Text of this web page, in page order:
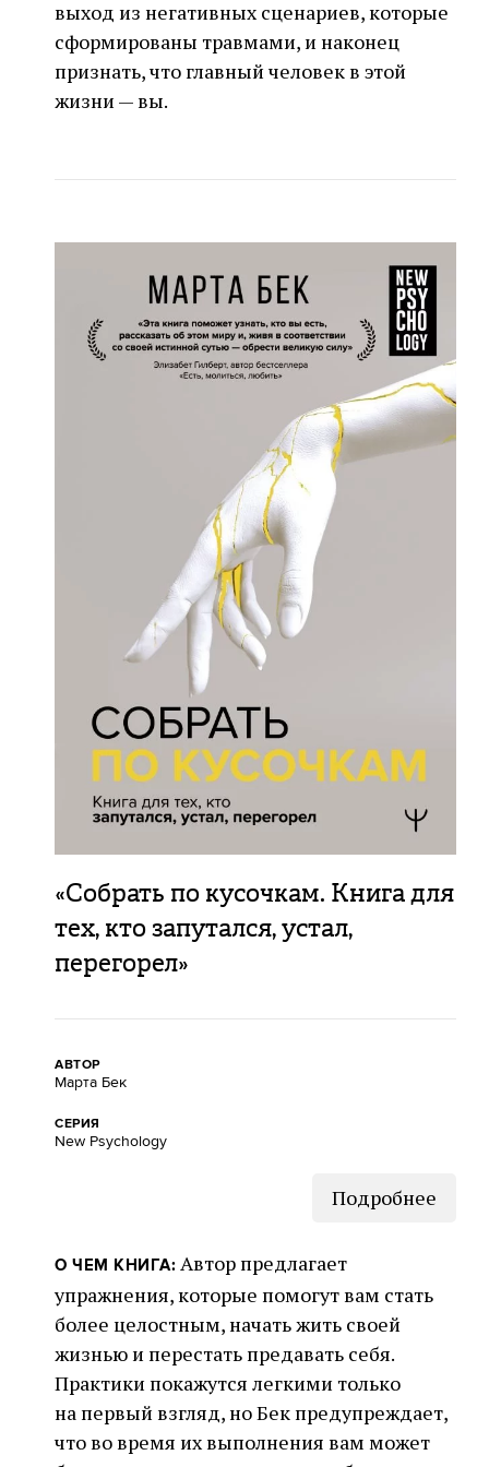
выход из негативных сценариев, которые
сформированы травмами, и наконец
признать, что главный человек в этой
жизни — вы.
«Собрать по кусочкам. Книга для
тех, кто запутался, устал,
перегорел»
АВТОР
Марта Бек
СЕРИЯ
New Psychology
Подробнее
О ЧЕМ КНИГА: Автор предлагает
упражнения, которые помогут вам стать
более целостным, начать жить своей
жизнью и перестать предавать себя.
Практики покажутся легкими только
на первый взгляд, но Бек предупреждает,
что во время их выполнения вам может